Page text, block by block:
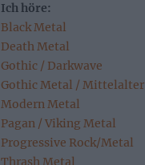
Ich höre:
Black Metal
Death Metal
Gothic / Darkwave
Gothic Metal / Mittelalter
Modern Metal
Pagan / Viking Metal
Progressive Rock/Metal
Thrash Metal